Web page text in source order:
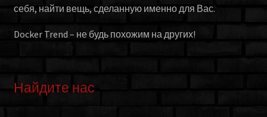
себя, найти вещь, сделанную именно для Вас.
Docker Trend – не будь похожим на других!
Найдите нас